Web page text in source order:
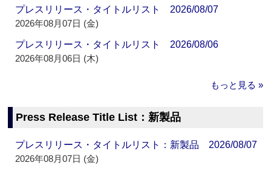
プレスリリース・タイトルリスト 2026/08/07
2026年08月07日 (金)
プレスリリース・タイトルリスト 2026/08/06
2026年08月06日 (木)
もっと見る »
Press Release Title List：新製品
プレスリリース・タイトルリスト：新製品 2026/08/07
2026年08月07日 (金)